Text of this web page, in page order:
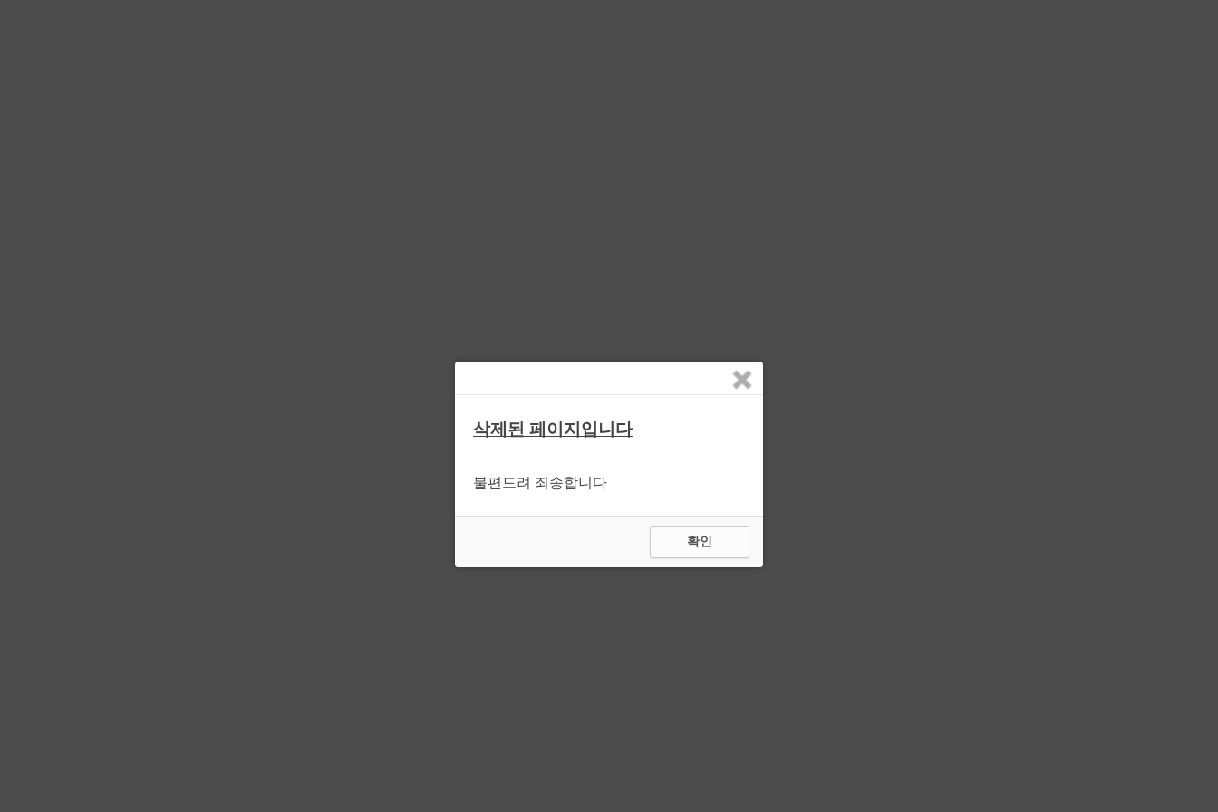
삭제된 페이지입니다
불편드려 죄송합니다
확인